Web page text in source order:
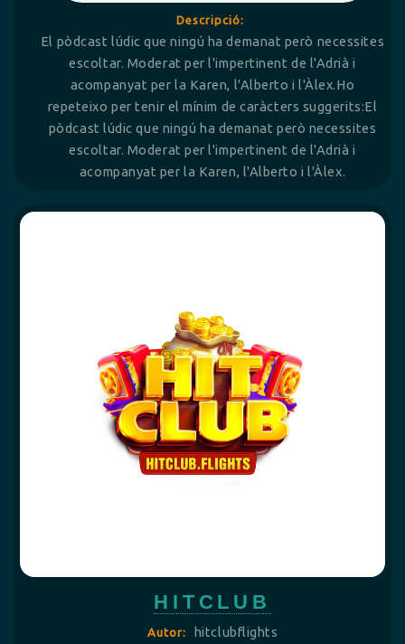
Descripció:
El pòdcast lúdic que ningú ha demanat però necessites
escoltar. Moderat per l'impertinent de l'Adrià i
acompanyat per la Karen, l'Alberto i l'Àlex.Ho
repeteixo per tenir el mínim de caràcters suggerits:El
pòdcast lúdic que ningú ha demanat però necessites
escoltar. Moderat per l'impertinent de l'Adrià i
acompanyat per la Karen, l'Alberto i l'Àlex.
HITCLUB
Autor: hitclubflights